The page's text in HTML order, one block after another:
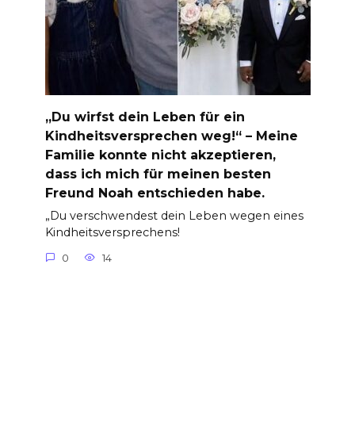
„Du wirfst dein Leben für ein
Kindheitsversprechen weg!“ – Meine
Familie konnte nicht akzeptieren,
dass ich mich für meinen besten
Freund Noah entschieden habe.
„Du verschwendest dein Leben wegen eines
Kindheitsversprechens!
0 14